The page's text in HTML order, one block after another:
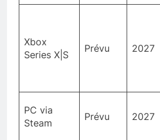
Xbox
Series X|S
Prévu 2027
PC via
Steam
Prévu 2027